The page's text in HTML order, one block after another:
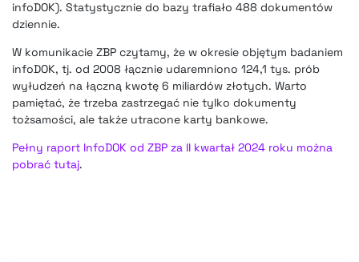
infoDOK). Statystycznie do bazy trafiało 488 dokumentów
dziennie.
W komunikacie ZBP czytamy, że w okresie objętym badaniem
infoDOK, tj. od 2008 łącznie udaremniono 124,1 tys. prób
wyłudzeń na łączną kwotę 6 miliardów złotych. Warto
pamiętać, że trzeba zastrzegać nie tylko dokumenty
tożsamości, ale także utracone karty bankowe.
Pełny raport InfoDOK od ZBP za II kwartał 2024 roku można
pobrać tutaj.